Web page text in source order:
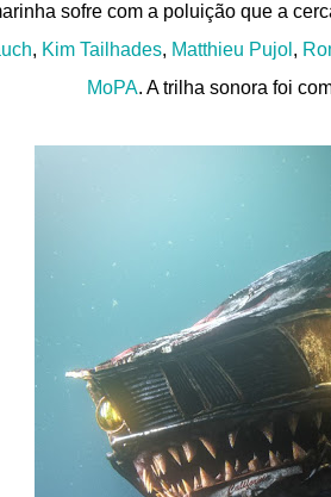
sofre com a poluição que a
, Kim Tailhades, Matthieu Pujol ,
MoPA. A trilha sonora foi